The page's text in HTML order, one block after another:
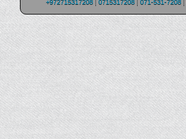
+972715317208| 0715317208| 071-531-7208|